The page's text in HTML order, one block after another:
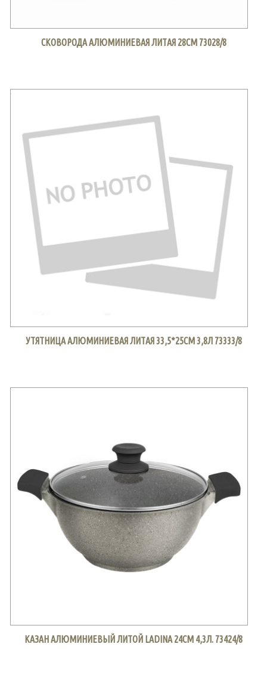
СКОВОРОДА АЛЮМИНИЕВАЯ ЛИТАЯ 28СМ 73028/8
УТЯТНИЦА АЛЮМИНИЕВАЯ ЛИТАЯ 33,5*25СМ 3,8Л 73333/8
КАЗАН АЛЮМИНИЕВЫЙ ЛИТОЙ LADINA 24СМ 4,3Л. 73424/8